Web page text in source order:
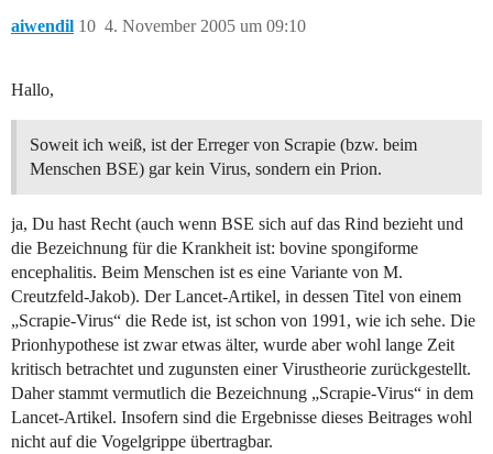
aiwendil 4. November 2005 um 09:10
10
Hallo,
Soweit ich weiß, ist der Erreger von Scrapie (bzw. beim
Menschen BSE) gar kein Virus, sondern ein Prion.
ja, Du hast Recht (auch wenn BSE sich auf das Rind bezieht und
die Bezeichnung für die Krankheit ist: bovine spongiforme
encephalitis. Beim Menschen ist es eine Variante von M.
Creutzfeld-Jakob). Der Lancet-Artikel, in dessen Titel von einem
„Scrapie-Virus“ die Rede ist, ist schon von 1991, wie ich sehe. Die
Prionhypothese ist zwar etwas älter, wurde aber wohl lange Zeit
kritisch betrachtet und zugunsten einer Virustheorie zurückgestellt.
Daher stammt vermutlich die Bezeichnung „Scrapie-Virus“ in dem
Lancet-Artikel. Insofern sind die Ergebnisse dieses Beitrages wohl
nicht auf die Vogelgrippe übertragbar.